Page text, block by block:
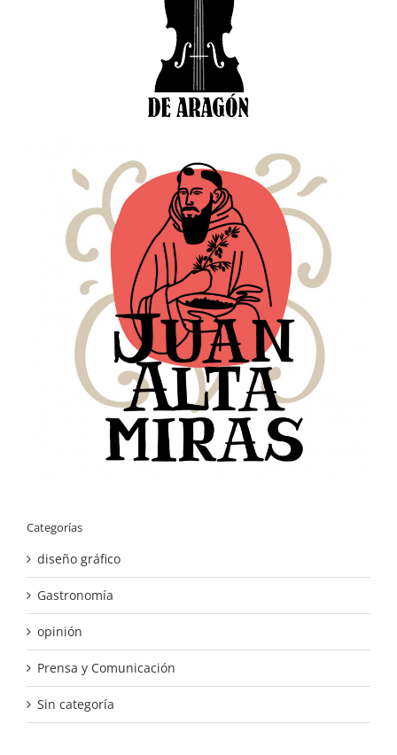
Categorías
diseño gráfico
Gastronomía
opinión
Prensa y Comunicación
Sin categoría